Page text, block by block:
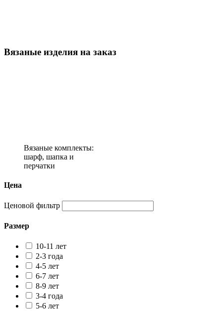
Вязаные изделия на заказ
Вязаные комплекты:
шарф, шапка и
перчатки
Цена
Ценовой фильтр
Размер
10-11 лет
2-3 года
4-5 лет
6-7 лет
8-9 лет
3-4 года
5-6 лет